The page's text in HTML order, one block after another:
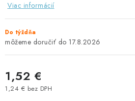
Viac informácií
Do týždňa
17.8.2026
1,52 €
1,24 € bez DPH